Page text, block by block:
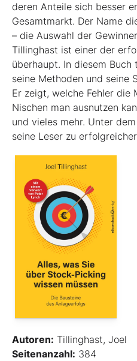
deren Anteile sich besser
Gesamtmarkt. Der Name
– die Auswahl der
Tillinghast ist einer der
überhaupt. In diesem Buch
seine Methoden und seine
Er zeigt, welche Fehler die
Nischen man ausnutzen
und vieles mehr. Unter
seine Leser zu
Autoren: Tillinghast, Joel
Seitenanzahl: 384